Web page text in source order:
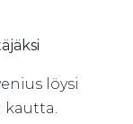
löysi